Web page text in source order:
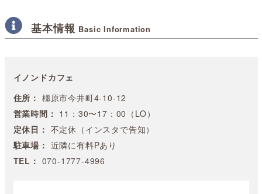
基本情報 Basic Information
イノンドカフェ
住所： 橿原市今井町4-10-12
営業時間： 11：30〜17：00（LO）
定休日： 不定休（インスタで告知）
駐車場： 近隣に有料Pあり
TEL： 070-1777-4996